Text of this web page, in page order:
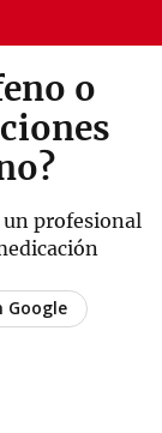
o
un profesional
Google